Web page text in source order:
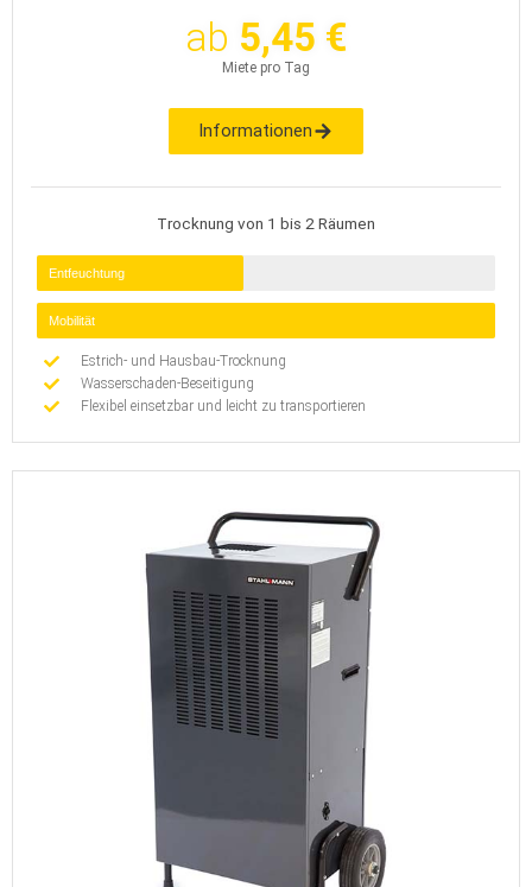
ab 5,45 €
Miete pro Tag
Informationen
Trocknung von 1 bis 2 Räumen
Entfeuchtung
Mobilität
Estrich- und Hausbau-Trocknung
Wasserschaden-Beseitigung
Flexibel einsetzbar und leicht zu transportieren